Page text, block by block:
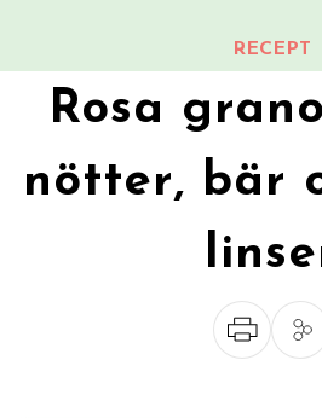
RECEPT
Rosa
nötter, bär